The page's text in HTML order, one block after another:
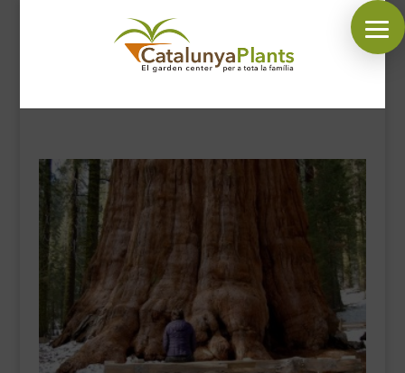
SÍGUENOS EN:
INICIO
PLANTAS
COMPLEMENTOS JARDÍN
MASCOTAS
DECORACIÓN
HORARIO GARDEN
CONTACTAR